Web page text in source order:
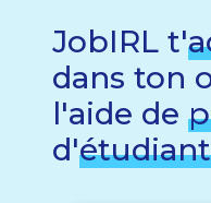
JobIRL t'
dans ton
l'aide de
d'